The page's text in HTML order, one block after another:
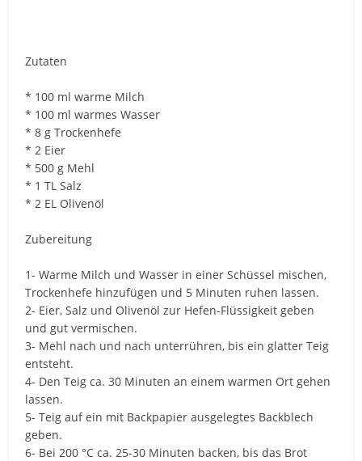
Zutaten
* 100 ml warme Milch
* 100 ml warmes Wasser
* 8 g Trockenhefe
* 2 Eier
* 500 g Mehl
* 1 TL Salz
* 2 EL Olivenöl
Zubereitung
1- Warme Milch und Wasser in einer Schüssel mischen,
Trockenhefe hinzufügen und 5 Minuten ruhen lassen.
2- Eier, Salz und Olivenöl zur Hefen-Flüssigkeit geben
und gut vermischen.
3- Mehl nach und nach unterrühren, bis ein glatter Teig
entsteht.
4- Den Teig ca. 30 Minuten an einem warmen Ort gehen
lassen.
5- Teig auf ein mit Backpapier ausgelegtes Backblech
geben.
6- Bei 200 °C ca. 25-30 Minuten backen, bis das Brot